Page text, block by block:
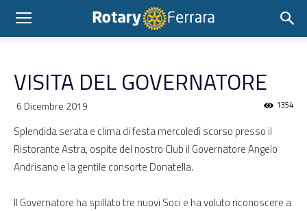
VISITA DEL GOVERNATORE
6 Dicembre 2019 1354
Splendida serata e clima di festa mercoledì scorso presso il
Ristorante Astra, ospite del nostro Club il Governatore Angelo
Andrisano e la gentile consorte Donatella.
Il Governatore ha spillato tre nuovi Soci e ha voluto riconoscere a